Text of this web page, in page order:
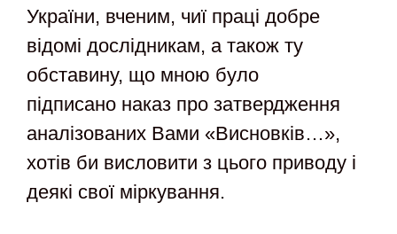
України, вченим, чиї праці добре
відомі дослідникам, а також ту
обставину, що мною було
підписано наказ про затвердження
аналізованих Вами «Висновків…»,
хотів би висловити з цього приводу і
деякі свої міркування.